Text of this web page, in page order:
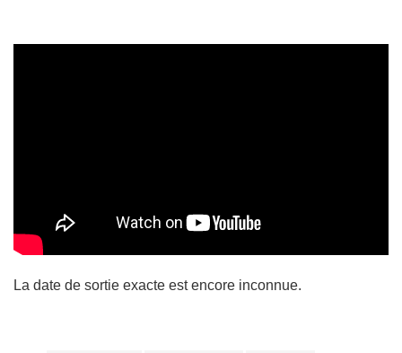
La date de sortie exacte est encore inconnue.